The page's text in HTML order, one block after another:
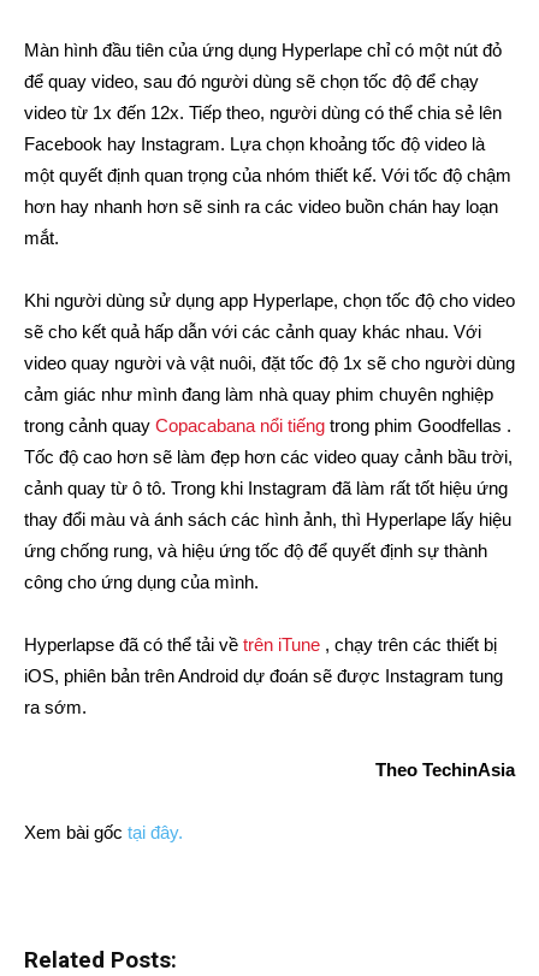
Màn hình đầu tiên của ứng dụng Hyperlape chỉ có một nút đỏ
để quay video, sau đó người dùng sẽ chọn tốc độ để chạy
video từ 1x đến 12x. Tiếp theo, người dùng có thể chia sẻ lên
Facebook hay Instagram. Lựa chọn khoảng tốc độ video là
một quyết định quan trọng của nhóm thiết kế. Với tốc độ chậm
hơn hay nhanh hơn sẽ sinh ra các video buồn chán hay loạn
mắt.
Khi người dùng sử dụng app Hyperlape, chọn tốc độ cho video
sẽ cho kết quả hấp dẫn với các cảnh quay khác nhau. Với
video quay người và vật nuôi, đặt tốc độ 1x sẽ cho người dùng
cảm giác như mình đang làm nhà quay phim chuyên nghiệp
trong cảnh quay Copacabana nổi tiếng trong phim Goodfellas .
Tốc độ cao hơn sẽ làm đẹp hơn các video quay cảnh bầu trời,
cảnh quay từ ô tô. Trong khi Instagram đã làm rất tốt hiệu ứng
thay đổi màu và ánh sách các hình ảnh, thì Hyperlape lấy hiệu
ứng chống rung, và hiệu ứng tốc độ để quyết định sự thành
công cho ứng dụng của mình.
Hyperlapse đã có thể tải về trên iTune , chạy trên các thiết bị
iOS, phiên bản trên Android dự đoán sẽ được Instagram tung
ra sớm.
Theo TechinAsia
Xem bài gốc tại đây.
Related Posts: